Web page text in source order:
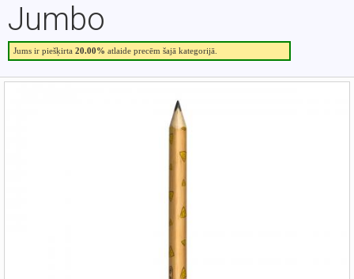
Jumbo
Jums ir piešķirta 20.00% atlaide precēm šajā kategorijā.